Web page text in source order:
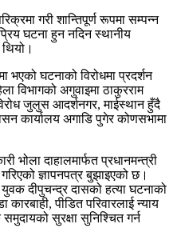
गरी शान्तिपूर्ण रूपमा सम्पन्न
घटना हुन नदिन स्थानीय
भएको घटनाको विरोधमा प्रदर्शन
विभागको अगुवाइमा ठाकुरराम
जुलुस आदर्शनगर, माईस्थान हुँदै
कार्यालय अगाडि पुगेर कोणसभामा
भोला दाहालमार्फत प्रधानमन्त्री
ज्ञापनपत्र बुझाइएको छ।
युवक दीपुचन्द्र दासको हत्या घटनाको
कारबाही, पीडित परिवारलाई न्याय
सुरक्षा सुनिश्चित गर्न